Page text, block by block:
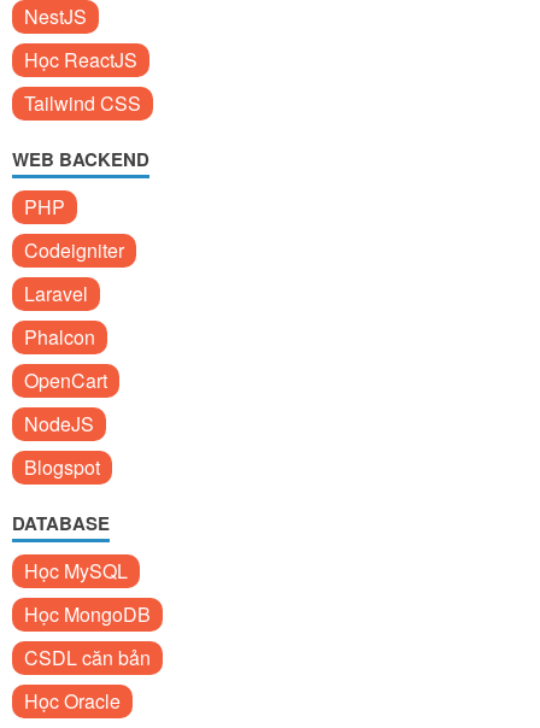
NestJS
Học ReactJS
Tailwind CSS
WEB BACKEND
PHP
Codeigniter
Laravel
Phalcon
OpenCart
NodeJS
Blogspot
DATABASE
Học MySQL
Học MongoDB
CSDL căn bản
Học Oracle